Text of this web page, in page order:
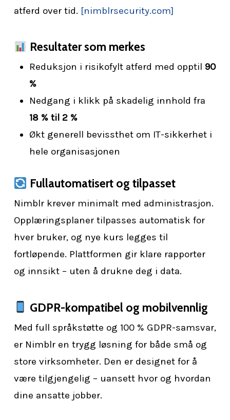
atferd over tid. [nimblrsecurity.com]
Resultater som merkes
Reduksjon i risikofylt atferd med opptil 90
%
Nedgang i klikk på skadelig innhold fra
18 % til 2 %
Økt generell bevissthet om IT-sikkerhet i
hele organisasjonen
Fullautomatisert og tilpasset
Nimblr krever minimalt med administrasjon.
Opplæringsplaner tilpasses automatisk for
hver bruker, og nye kurs legges til
fortløpende. Plattformen gir klare rapporter
og innsikt – uten å drukne deg i data.
GDPR-kompatibel og mobilvennlig
Med full språkstøtte og 100 % GDPR-samsvar,
er Nimblr en trygg løsning for både små og
store virksomheter. Den er designet for å
være tilgjengelig – uansett hvor og hvordan
dine ansatte jobber.